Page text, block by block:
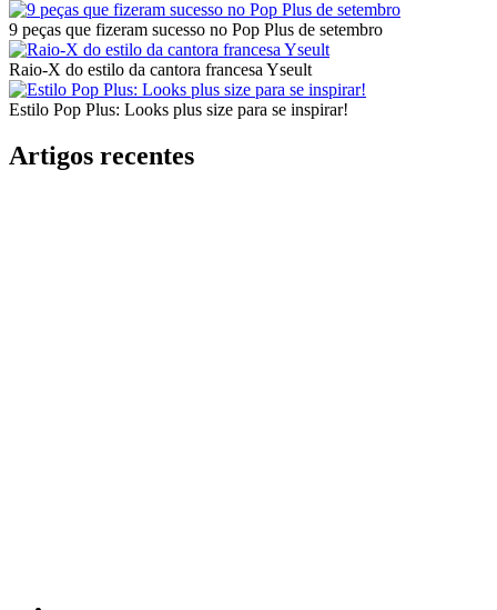
9 peças que fizeram sucesso no Pop Plus de setembro
Raio-X do estilo da cantora francesa Yseult
Estilo Pop Plus: Looks plus size para se inspirar!
Artigos recentes